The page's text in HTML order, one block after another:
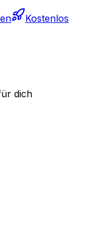
Kostenlos
dich